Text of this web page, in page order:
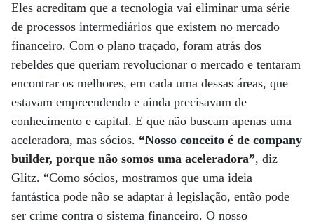
Eles acreditam que a tecnologia vai eliminar uma série
de processos intermediários que existem no mercado
financeiro. Com o plano traçado, foram atrás dos
rebeldes que queriam revolucionar o mercado e tentaram
encontrar os melhores, em cada uma dessas áreas, que
estavam empreendendo e ainda precisavam de
conhecimento e capital. E que não buscam apenas uma
aceleradora, mas sócios. “Nosso conceito é de company
builder, porque não somos uma aceleradora”, diz
Glitz. “Como sócios, mostramos que uma ideia
fantástica pode não se adaptar à legislação, então pode
ser crime contra o sistema financeiro. O nosso